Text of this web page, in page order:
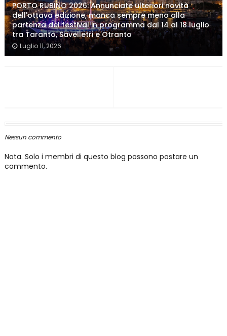
PORTO RUBINO 2026: Annunciate ulteriori novità
dell'ottava edizione, manca sempre meno alla
partenza del festival in programma dal 14 al 18 luglio
tra Taranto, Savelletri e Otranto
Luglio 11, 2026
Nessun commento
Nota. Solo i membri di questo blog possono postare un
commento.